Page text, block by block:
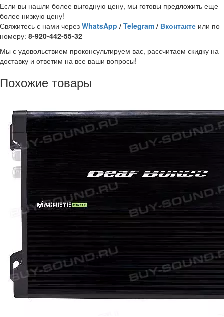
Если вы нашли более выгодную цену, мы готовы предложить еще
более низкую цену!
Свяжитесь с нами через WhatsApp / Telegram / Вконтакте или по
номеру: 8-920-442-55-32
Мы с удовольствием проконсультируем вас, рассчитаем скидку на
доставку и ответим на все ваши вопросы!
Похожие товары